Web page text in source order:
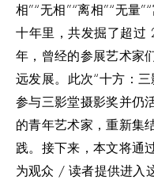
相”“无相”“离相”“无量
十年里，共发掘了超过
年，曾经的参展艺术家
远发展。此次“十方：
参与三影堂摄影奖并仍
的青年艺术家，重新集
践。接下来，本文将通
为观众 / 读者提供进入